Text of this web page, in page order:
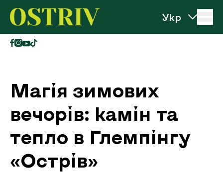
Ostriv
Магія зимових
вечорів: камін та
тепло в Глемпінгу
«Острів»